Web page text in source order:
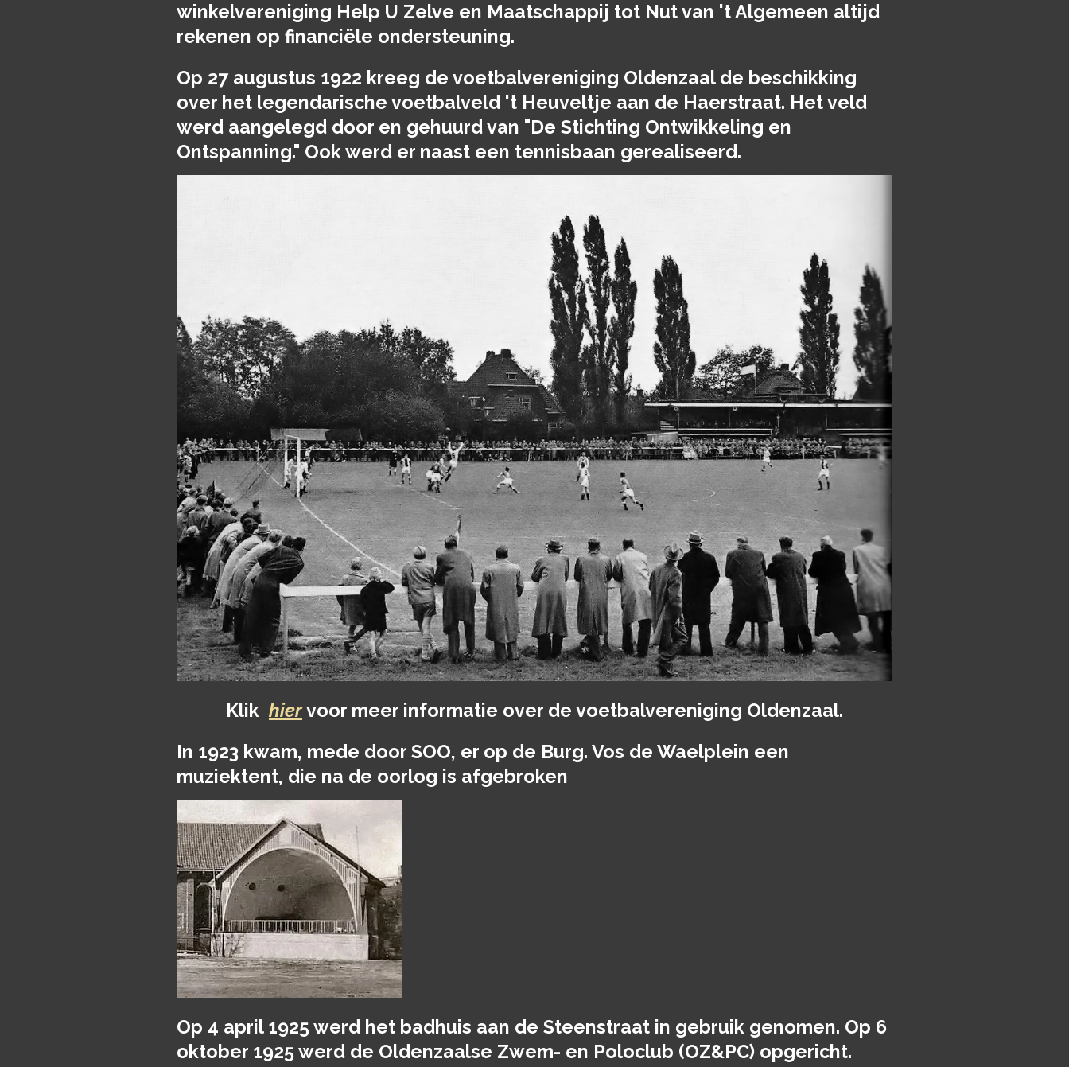
winkelvereniging Help U Zelve en Maatschappij tot Nut van 't Algemeen altijd
rekenen op financiële ondersteuning.
Op 27 augustus 1922 kreeg de voetbalvereniging Oldenzaal de beschikking
over het legendarische voetbalveld 't Heuveltje aan de Haerstraat. Het veld
werd aangelegd door en gehuurd van "De Stichting Ontwikkeling en
Ontspanning." Ook werd er naast een tennisbaan gerealiseerd.
Klik hiervoor meer informatie over de voetbalvereniging Oldenzaal.
In 1923 kwam, mede door SOO, er op de Burg. Vos de Waelplein een
muziektent, die na de oorlog is afgebroken
Op 4 april 1925 werd het badhuis aan de Steenstraat in gebruik genomen. Op 6
oktober 1925 werd de Oldenzaalse Zwem- en Poloclub (OZ&PC) opgericht.